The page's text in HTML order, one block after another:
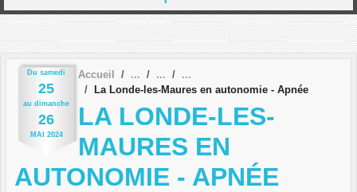
Du samedi
25
au dimanche
26
MAI 2024
Accueil
La Londe-les-Maures en autonomie - Apnée
LA LONDE-LES-
MAURES EN
AUTONOMIE - APNÉE